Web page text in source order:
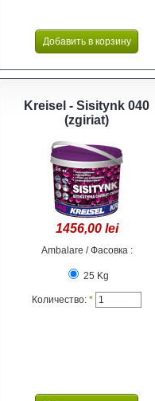
Kreisel - Sisitynk 040
(zgiriat)
1456,00 lei
Ambalare / Фасовка :
25 Kg
Количество: *